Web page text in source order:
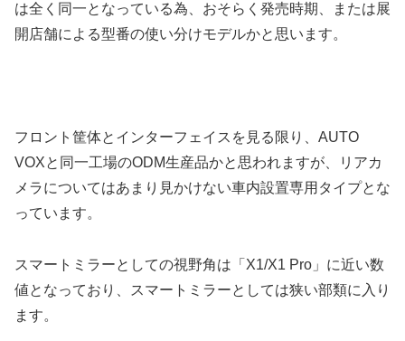
は全く同一となっている為、おそらく発売時期、または展
開店舗による型番の使い分けモデルかと思います。
フロント筐体とインターフェイスを見る限り、AUTO
VOXと同一工場のODM生産品かと思われますが、リアカ
メラについてはあまり見かけない車内設置専用タイプとな
っています。
スマートミラーとしての視野角は「X1/X1 Pro」に近い数
値となっており、スマートミラーとしては狭い部類に入り
ます。